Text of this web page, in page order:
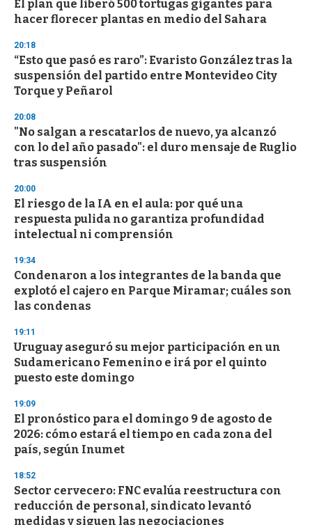
s
o
f
3
s
c
o
d
s
El plan que liberó 500 tortugas gigantes para
hacer florecer plantas en medio del Sahara
20:18
“Esto que pasó es raro”: Evaristo González tras la
suspensión del partido entre Montevideo City
Torque y Peñarol
20:08
"No salgan a rescatarlos de nuevo, ya alcanzó
con lo del año pasado": el duro mensaje de Ruglio
tras suspensión
20:00
El riesgo de la IA en el aula: por qué una
respuesta pulida no garantiza profundidad
intelectual ni comprensión
19:34
Condenaron a los integrantes de la banda que
explotó el cajero en Parque Miramar; cuáles son
las condenas
19:11
Uruguay aseguró su mejor participación en un
Sudamericano Femenino e irá por el quinto
puesto este domingo
19:09
El pronóstico para el domingo 9 de agosto de
2026: cómo estará el tiempo en cada zona del
país, según Inumet
18:52
Sector cervecero: FNC evalúa reestructura con
reducción de personal, sindicato levantó
medidas y siguen las negociaciones